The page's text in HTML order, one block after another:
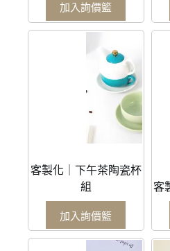
加入詢價籃
客製化｜下午茶陶瓷杯
組
加入詢價籃
客